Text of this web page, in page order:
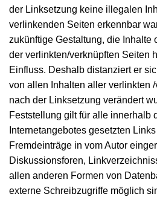
der Linksetzung keine illegalen
verlinkenden Seiten erkennbar
zukünftige Gestaltung, die Inhalte
der verlinkten/verknüpften Seiten
Einfluss. Deshalb distanziert er
von allen Inhalten aller verlinkten
nach der Linksetzung verändert
Feststellung gilt für alle innerhalb
Internetangebotes gesetzten
Fremdeinträge in vom Autor
Diskussionsforen,
allen anderen Formen von
externe Schreibzugriffe möglich